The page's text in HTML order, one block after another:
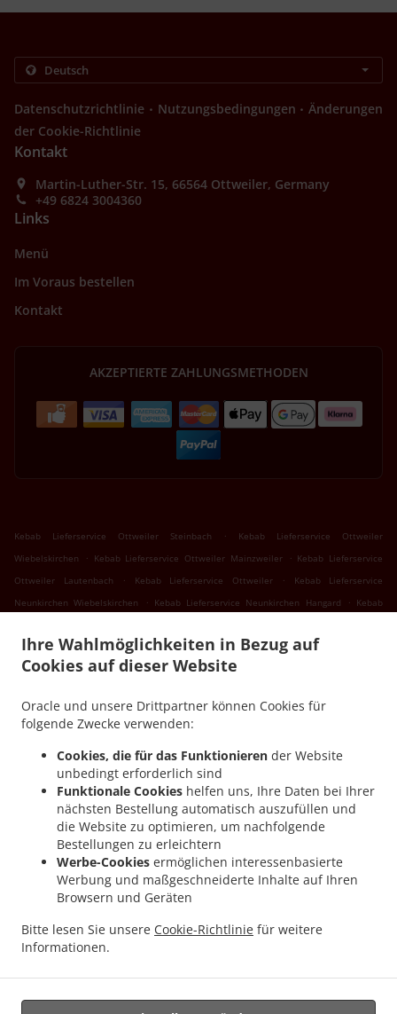
Ihre Wahlmöglichkeiten in Bezug auf
Cookies auf dieser Website
Oracle und unsere Drittpartner können Cookies für
folgende Zwecke verwenden:
Cookies, die für das Funktionieren der Website
unbedingt erforderlich sind
Funktionale Cookies helfen uns, Ihre Daten bei Ihrer
nächsten Bestellung automatisch auszufüllen und
die Website zu optimieren, um nachfolgende
Bestellungen zu erleichtern
Werbe-Cookies ermöglichen interessenbasierte
Werbung und maßgeschneiderte Inhalte auf Ihren
Browsern und Geräten
Bitte lesen Sie unsere Cookie-Richtlinie für weitere
Informationen.
Datenschutzrichtlinie . Nutzungsbedingungen . Änderungen
der Cookie-Richtlinie
Kontakt
Martin-Luther-Str. 15, 66564 Ottweiler, Germany
+49 6824 3004360
Links
Menü
Im Voraus bestellen
Kontakt
AKZEPTIERTE ZAHLUNGSMETHODEN
Kebab Lieferservice Ottweiler Steinbach .
Kebab Lieferservice Ottweiler
Wiebelskirchen
. Kebab Lieferservice Ottweiler Mainzweiler . Kebab Lieferservice
Ottweiler Lautenbach
. Kebab Lieferservice Ottweiler .
Kebab Lieferservice
Neunkirchen Wiebelskirchen
. Kebab Lieferservice Neunkirchen Hangard . Kebab
Kebab Lieferservice Neunkirchen Wellesweiler
.
Kebab Lieferservice Neunkirchen
Ludwigsthal
. Kebab Lieferservice Neunkirchen Spiesen
Wendel Niederlinxweiler . Kebab Lieferservice Sankt Wendel Dörrenbach
Kebab Lieferservice Schiffweiler Landsweiler-Reden . Kebab Lieferservice Schiffweiler
Stennweiler
. Kebab Lieferservice Schiffweiler Heiligenwald
Schiffweiler Bildstock
. Kebab Lieferservice Schiffweiler Hüttigweiler .
Lieferservice Schiffweiler
. Kebab Lieferservice Bexbach Frankenholz
Lieferservice Bexbach . Kebab Lieferservice Illingen Welschbach
Illingen Hüttigweiler
. Kebab Lieferservice Illingen . Kebab Lieferservice Merchweiler
Wemmetsweiler
. Kebab Lieferservice Merchweiler .
Kebab Lieferservice Spiesen-Elversberg . Kebab Lieferservice Breitenbach
Essen zum mitnehmen und zum Liefern